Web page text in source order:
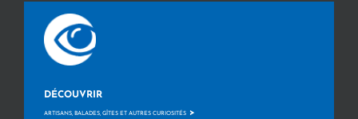
DÉCOUVRIR
ARTISANS, BALADES, GÎTES ET AUTRES CURIOSITÉS >